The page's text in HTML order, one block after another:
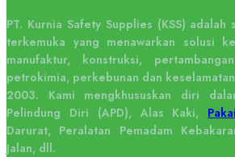
PT. Kurnia Safety Supplies (KSS) adalah
terkemuka yang menawarkan solusi
manufaktur, konstruksi,
petrokimia, perkebunan dan
2003. Kami mengkhususkan diri
Pelindung Diri (APD), Alas Kaki,
Darurat, Peralatan Pemadam
Jalan, dll.